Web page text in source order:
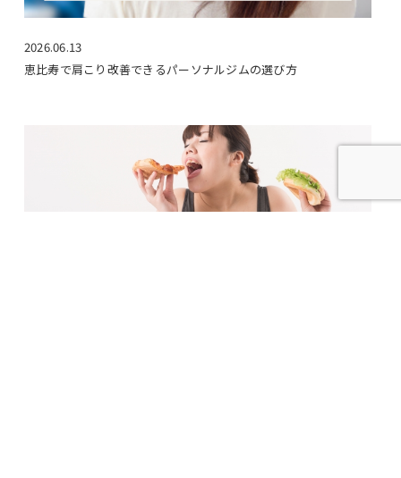
2026.06.13
恵比寿で肩こり改善できるパーソナルジムの選び方